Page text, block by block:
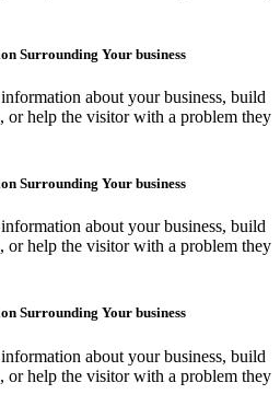
Surrounding Your business
about your business, build
or help the visitor with a problem they
Surrounding Your business
about your business, build
or help the visitor with a problem they
Surrounding Your business
about your business, build
or help the visitor with a problem they